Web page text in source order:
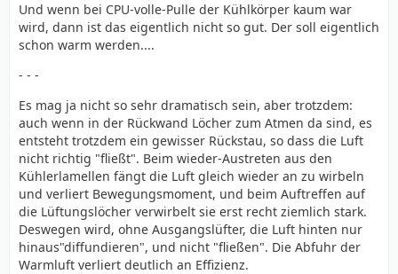
Und wenn bei CPU-volle-Pulle der Kühlkörper kaum war
wird, dann ist das eigentlich nicht so gut. Der soll eigentlich
schon warm werden....
- - -
Es mag ja nicht so sehr dramatisch sein, aber trotzdem:
auch wenn in der Rückwand Löcher zum Atmen da sind, es
entsteht trotzdem ein gewisser Rückstau, so dass die Luft
nicht richtig "fließt". Beim wieder-Austreten aus den
Kühlerlamellen fängt die Luft gleich wieder an zu wirbeln
und verliert Bewegungsmoment, und beim Auftreffen auf
die Lüftungslöcher verwirbelt sie erst recht ziemlich stark.
Deswegen wird, ohne Ausgangslüfter, die Luft hinten nur
hinaus"diffundieren", und nicht "fließen". Die Abfuhr der
Warmluft verliert deutlich an Effizienz.